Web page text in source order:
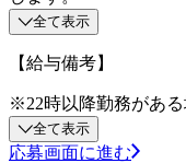
全て表示
【給与備考】
※22時以降勤務があ
全て表示
応募画面に進む